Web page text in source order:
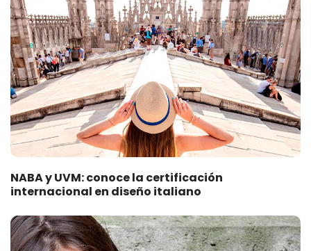
NABA y UVM: conoce la certificación
internacional en diseño italiano